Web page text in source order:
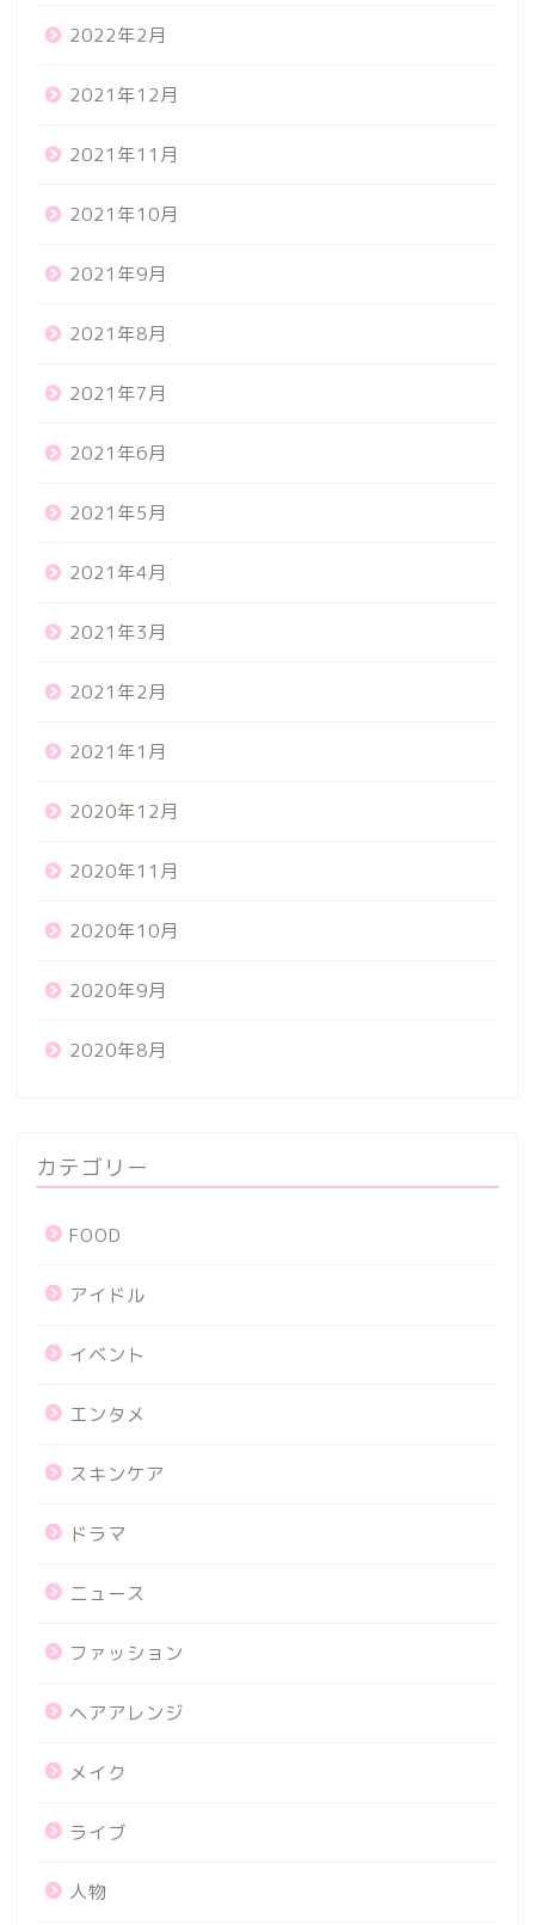
2022年2月
2021年12月
2021年11月
2021年10月
2021年9月
2021年8月
2021年7月
2021年6月
2021年5月
2021年4月
2021年3月
2021年2月
2021年1月
2020年12月
2020年11月
2020年10月
2020年9月
2020年8月
カテゴリー
FOOD
アイドル
イベント
エンタメ
スキンケア
ドラマ
ニュース
ファッション
ヘアアレンジ
メイク
ライブ
人物